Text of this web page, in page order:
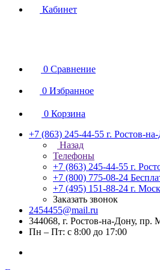
Кабинет
0 Сравнение
0 Избранное
0 Корзина
+7 (863) 245-44-55 г. Ростов-
Назад
Телефоны
+7 (863) 245-44-55 г.
+7 (800) 775-08-24
+7 (495) 151-88-24 г.
Заказать звонок
2454455@mail.ru
344068, г. Ростов-на-Дону,
Пн – Пт: с 8:00 до 17:00